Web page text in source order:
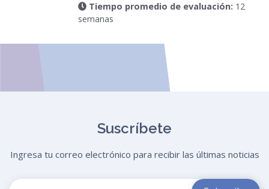
Tiempo promedio de evaluación: 12
semanas
Suscríbete
Ingresa tu correo electrónico para recibir las últimas noticias